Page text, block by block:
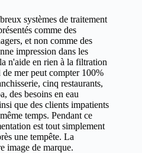
systèmes de traitement
comme des
et non comme des
impression dans les
n'aide en rien à la filtration
mer peut compter 100%
cinq restaurants,
des besoins en eau
que des clients impatients
temps. Pendant ce
est tout simplement
une tempête. La
image de marque.